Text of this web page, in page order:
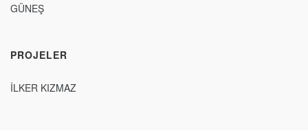
GÜNEŞ
PROJELER
İLKER KIZMAZ